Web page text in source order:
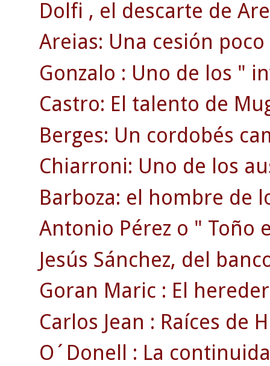
Dolfi , el descarte de
Areias: Una cesión
Gonzalo : Uno de los "
Castro: El talento de
Berges: Un cordobés
Chiarroni: Uno de los
Barboza: el hombre de
Antonio Pérez o " Toño
Jesús Sánchez, del
Goran Maric : El
Carlos Jean : Raíces de
O´Donell : La